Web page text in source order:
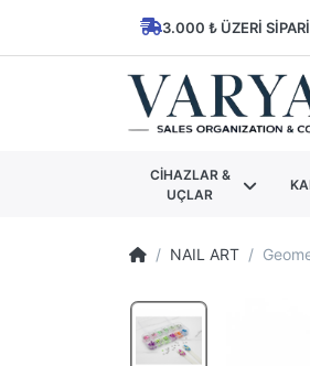
3.000 ₺ ÜZERI
CİHAZLAR &
UÇLAR
NAIL ART